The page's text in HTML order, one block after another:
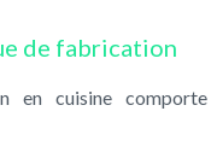
de fabrication
en cuisine comporte